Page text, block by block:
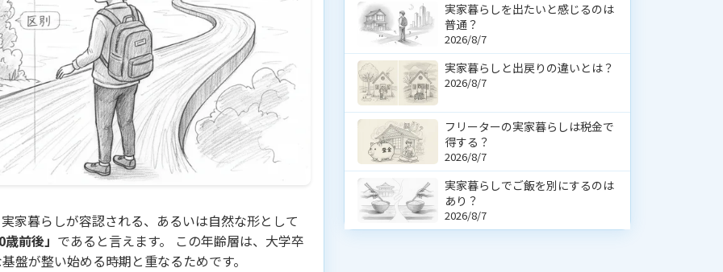
家暮らしが容認される、あるいは自然な形として
前後」 であると言えます。 この年齢層は、大学卒
盤が整い始める時期と重なるためです。
実家暮らしを出たいと感じるのは
普通？
2026/8/7
実家暮らしと出戻りの違いとは？
2026/8/7
フリーターの実家暮らしは税金で
得する？
2026/8/7
実家暮らしでご飯を別にするのは
あり？
2026/8/7